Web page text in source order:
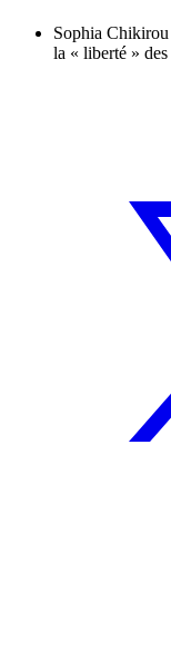
Sophia
la « liberté »